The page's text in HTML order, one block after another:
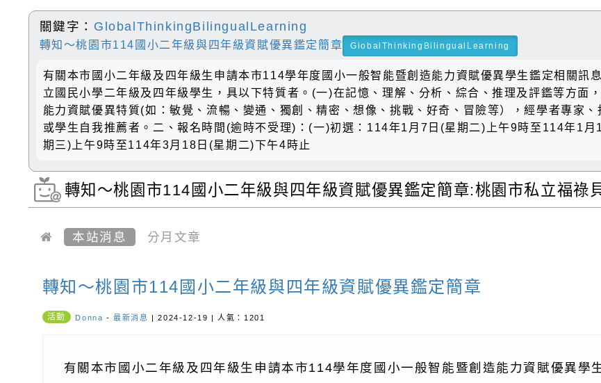
關鍵字： GlobalThinkingBilingualLearning
轉知～桃園市114國小二年級與四年級資賦優異鑑定簡章 GlobalThinkingBilingualLearning
有關本市國小二年級及四年級生申請本市114學年度國小一般智能暨創造能力資賦優異學生鑑定相關訊
立國民小學二年級及四年級學生，具以下特質者。(一)在記憶、理解、分析、綜合、推理及評鑑等方面
能力資賦優異特質(如：敏覺、流暢、變通、獨創、精密、想像、挑戰、好奇、冒險等），經學者專家
或學生自我推薦者。二、報名時間(逾時不受理)：(一)初選：114年1月7日(星期二)上午9時至114年1
期三)上午9時至114年3月18日(星期二)下午4時止
轉知～桃園市114國小二年級與四年級資賦優異鑑定簡章:桃園市私立福祿
本站消息 分月文章
轉知～桃園市114國小二年級與四年級資賦優異鑑定簡章
活動 Donna -最新消息 | 2024-12-19 | 人氣：1201
有關本市國小二年級及四年級生申請本市114學年度國小一般智能暨創造能力資賦優異學